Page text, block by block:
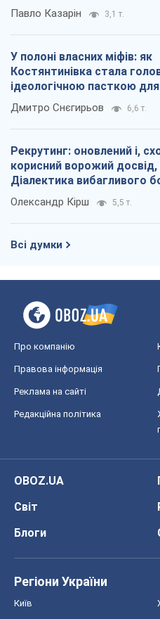
Павло Казарін 3,1 т.
У полоні власних міфів: як
Костянтинівка стала
ідеологічною пасткою для
окупантів
Дмитро Снєгирьов 6,6 т.
Рекрутинг: оновлений і,
корисний ворожий досвід,
Діалектика вибагливого
Олександр Кірш 5,5 т.
Всі думки
Про компанію
Правова інформація
Реклама на сайті
Редакційна політика
OBOZ.UA
Світ
Блоги
Регіони України
Київ